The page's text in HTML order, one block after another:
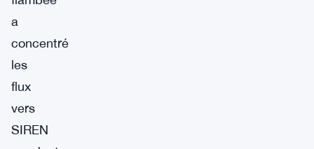
a
concentré
les
flux
vers
SIREN